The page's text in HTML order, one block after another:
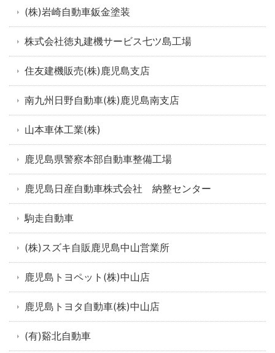
(株)岩崎自動車鈑金塗装
株式会社徳丸建機サービス七ツ島工場
住友建機販売(株)鹿児島支店
南九州日野自動車(株)鹿児島南支店
山本車体工業(株)
鹿児島県警察本部自動車整備工場
鹿児島日産自動車株式会社 納整センター
駒走自動車
(株)スズキ自販鹿児島中山営業所
鹿児島トヨペット(株)中山店
鹿児島トヨタ自動車(株)中山店
(有)谿北自動車